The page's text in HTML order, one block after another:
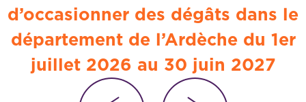
d’occasionner des dégâts dans le
département de l’Ardèche du 1er
juillet 2026 au 30 juin 2027